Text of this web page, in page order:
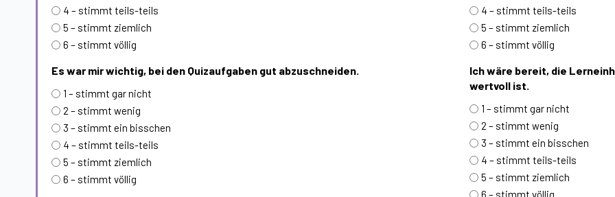
4 – stimmt teils-teils
5 – stimmt ziemlich
6 – stimmt völlig
4 – stimmt teils-teils
5 – stimmt ziemlich
6 – stimmt völlig
Es war mir wichtig, bei den Quizaufgaben gut abzuschneiden.
1 – stimmt gar nicht
2 – stimmt wenig
3 – stimmt ein bisschen
4 – stimmt teils-teils
5 – stimmt ziemlich
6 – stimmt völlig
Ich wäre bereit, die
wertvoll ist.
1 – stimmt gar nicht
2 – stimmt wenig
3 – stimmt ein bisschen
4 – stimmt teils-teils
5 – stimmt ziemlich
6 – stimmt völlig